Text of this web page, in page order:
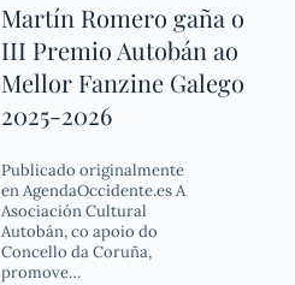
Martín Romero gaña o
III Premio Autobán ao
Mellor Fanzine Galego
2025-2026
Publicado originalmente
en AgendaOccidente.es A
Asociación Cultural
Autobán, co apoio do
Concello da Coruña,
promove…